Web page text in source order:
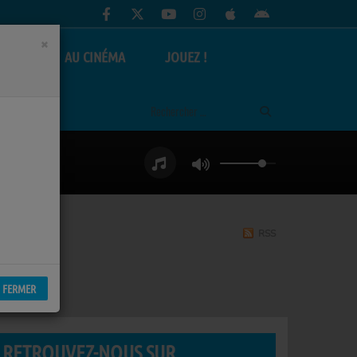
AU CINÉMA JOUEZ !
RETROUVEZ-NOUS SUR
×
FERMER